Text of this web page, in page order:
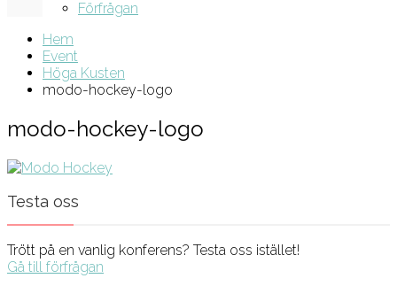
Förfrågan
Hem
Event
Höga Kusten
modo-hockey-logo
modo-hockey-logo
Testa oss
Trött på en vanlig konferens? Testa oss istället!
Gå till förfrågan